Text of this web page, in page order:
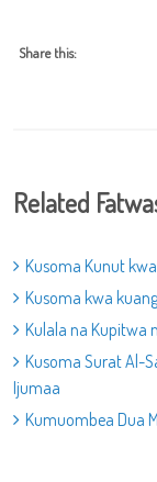
Share this:
Related
Kusoma Kunut
Kusoma kwa
Kulala na Kupitwa
Kusoma Surat Al-
Ijumaa
Kumuombea Dua